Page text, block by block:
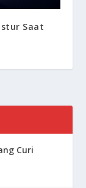
Saat
Curi